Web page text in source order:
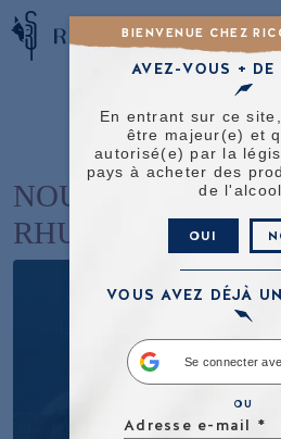
NOUS SERONS
RHUM FEST 2025 !
BIENVENUE CHEZ
AVEZ-VOUS + DE
En entrant sur ce
être majeur(e) et
autorisé(e) par la
pays à acheter des
de l'alcool.
OUI
VOUS AVEZ DÉJÀ
Se connecter
OU
Adresse e-mail *